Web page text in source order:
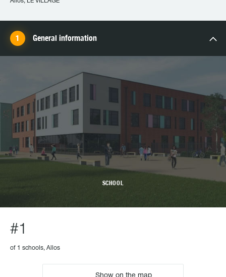
General information
SCHOOL
#1
of 1 schools, Allos
Show on the map